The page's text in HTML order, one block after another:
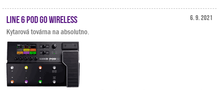
6. 9. 2021
Line 6 POD GO Wireless
Kytarová továrna na absolutno.